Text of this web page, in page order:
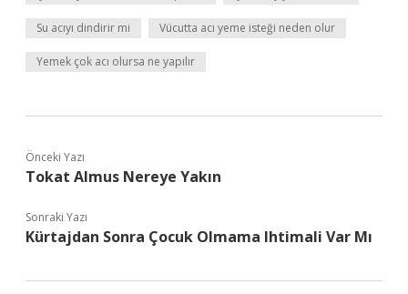
Su acıyı dindirir mi Vücutta acı yeme isteği neden olur
Yemek çok acı olursa ne yapılır
Önceki Yazı
Tokat Almus Nereye Yakın
Sonraki Yazı
Kürtajdan Sonra Çocuk Olmama Ihtimali Var Mı